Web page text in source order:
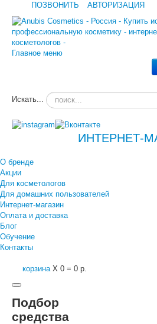
ПОЗВОНИТЬ АВТОРИЗАЦИЯ
Главное меню
Искать...
ИНТЕРНЕТ-
О бренде
Акции
Для косметологов
Для домашних пользователей
Интернет-магазин
Оплата и доставка
Блог
Обучение
Контакты
корзина X 0 = 0 р.
Подбор
средства